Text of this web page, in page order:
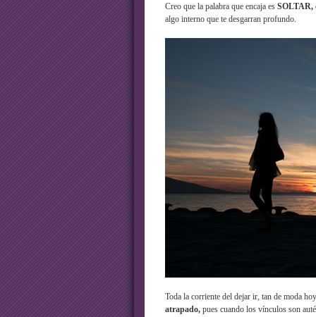
Creo que la palabra que encaja es SOLTAR,
algo interno que te desgarran profundo.
Toda la corriente del dejar ir, tan de moda
atrapado,pues cuando los vínculos son